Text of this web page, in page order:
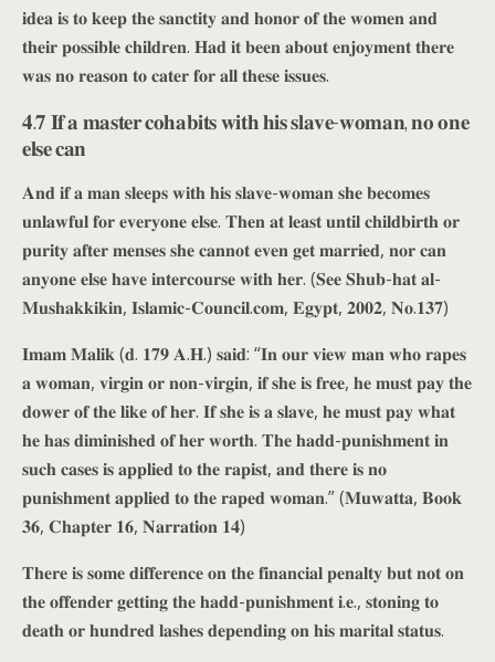
𝐢𝐝𝐞𝐚 𝐢𝐬 𝐭𝐨 𝐤𝐞𝐞𝐩 𝐭𝐡𝐞 𝐬𝐚𝐧𝐜𝐭𝐢𝐭𝐲 𝐚𝐧𝐝 𝐡𝐨𝐧𝐨𝐫 𝐨𝐟 𝐭𝐡𝐞 𝐰𝐨𝐦𝐞𝐧 𝐚𝐧𝐝
𝐭𝐡𝐞𝐢𝐫 𝐩𝐨𝐬𝐬𝐢𝐛𝐥𝐞 𝐜𝐡𝐢𝐥𝐝𝐫𝐞𝐧. 𝐇𝐚𝐝 𝐢𝐭 𝐛𝐞𝐞𝐧 𝐚𝐛𝐨𝐮𝐭 𝐞𝐧𝐣𝐨𝐲𝐦𝐞𝐧𝐭 𝐭𝐡𝐞𝐫𝐞
𝐰𝐚𝐬 𝐧𝐨 𝐫𝐞𝐚𝐬𝐨𝐧 𝐭𝐨 𝐜𝐚𝐭𝐞𝐫 𝐟𝐨𝐫 𝐚𝐥𝐥 𝐭𝐡𝐞𝐬𝐞 𝐢𝐬𝐬𝐮𝐞𝐬.
𝟒.𝟕 𝐈𝐟 𝐚 𝐦𝐚𝐬𝐭𝐞𝐫 𝐜𝐨𝐡𝐚𝐛𝐢𝐭𝐬 𝐰𝐢𝐭𝐡 𝐡𝐢𝐬 𝐬𝐥𝐚𝐯𝐞-𝐰𝐨𝐦𝐚𝐧, 𝐧𝐨 𝐨𝐧𝐞
𝐞𝐥𝐬𝐞 𝐜𝐚𝐧
𝐀𝐧𝐝 𝐢𝐟 𝐚 𝐦𝐚𝐧 𝐬𝐥𝐞𝐞𝐩𝐬 𝐰𝐢𝐭𝐡 𝐡𝐢𝐬 𝐬𝐥𝐚𝐯𝐞-𝐰𝐨𝐦𝐚𝐧 𝐬𝐡𝐞 𝐛𝐞𝐜𝐨𝐦𝐞𝐬
𝐮𝐧𝐥𝐚𝐰𝐟𝐮𝐥 𝐟𝐨𝐫 𝐞𝐯𝐞𝐫𝐲𝐨𝐧𝐞 𝐞𝐥𝐬𝐞. 𝐓𝐡𝐞𝐧 𝐚𝐭 𝐥𝐞𝐚𝐬𝐭 𝐮𝐧𝐭𝐢𝐥 𝐜𝐡𝐢𝐥𝐝𝐛𝐢𝐫𝐭𝐡 𝐨𝐫
𝐩𝐮𝐫𝐢𝐭𝐲 𝐚𝐟𝐭𝐞𝐫 𝐦𝐞𝐧𝐬𝐞𝐬 𝐬𝐡𝐞 𝐜𝐚𝐧𝐧𝐨𝐭 𝐞𝐯𝐞𝐧 𝐠𝐞𝐭 𝐦𝐚𝐫𝐫𝐢𝐞𝐝, 𝐧𝐨𝐫 𝐜𝐚𝐧
𝐚𝐧𝐲𝐨𝐧𝐞 𝐞𝐥𝐬𝐞 𝐡𝐚𝐯𝐞 𝐢𝐧𝐭𝐞𝐫𝐜𝐨𝐮𝐫𝐬𝐞 𝐰𝐢𝐭𝐡 𝐡𝐞𝐫. (𝐒𝐞𝐞 𝐒𝐡𝐮𝐛-𝐡𝐚𝐭 𝐚𝐥-
𝐌𝐮𝐬𝐡𝐚𝐤𝐤𝐢𝐤𝐢𝐧, 𝐈𝐬𝐥𝐚𝐦𝐢𝐜-𝐂𝐨𝐮𝐧𝐜𝐢𝐥.𝐜𝐨𝐦, 𝐄𝐠𝐲𝐩𝐭, 𝟐𝟎𝟎𝟐, 𝐍𝐨.𝟏𝟑𝟕)
𝐈𝐦𝐚𝐦 𝐌𝐚𝐥𝐢𝐤 (𝐝. 𝟏𝟕𝟗 𝐀.𝐇.) 𝐬𝐚𝐢𝐝: “𝐈𝐧 𝐨𝐮𝐫 𝐯𝐢𝐞𝐰 𝐦𝐚𝐧 𝐰𝐡𝐨 𝐫𝐚𝐩𝐞𝐬
𝐚 𝐰𝐨𝐦𝐚𝐧, 𝐯𝐢𝐫𝐠𝐢𝐧 𝐨𝐫 𝐧𝐨𝐧-𝐯𝐢𝐫𝐠𝐢𝐧, 𝐢𝐟 𝐬𝐡𝐞 𝐢𝐬 𝐟𝐫𝐞𝐞, 𝐡𝐞 𝐦𝐮𝐬𝐭 𝐩𝐚𝐲 𝐭𝐡𝐞
𝐝𝐨𝐰𝐞𝐫 𝐨𝐟 𝐭𝐡𝐞 𝐥𝐢𝐤𝐞 𝐨𝐟 𝐡𝐞𝐫. 𝐈𝐟 𝐬𝐡𝐞 𝐢𝐬 𝐚 𝐬𝐥𝐚𝐯𝐞, 𝐡𝐞 𝐦𝐮𝐬𝐭 𝐩𝐚𝐲 𝐰𝐡𝐚𝐭
𝐡𝐞 𝐡𝐚𝐬 𝐝𝐢𝐦𝐢𝐧𝐢𝐬𝐡𝐞𝐝 𝐨𝐟 𝐡𝐞𝐫 𝐰𝐨𝐫𝐭𝐡. 𝐓𝐡𝐞 𝐡𝐚𝐝𝐝-𝐩𝐮𝐧𝐢𝐬𝐡𝐦𝐞𝐧𝐭 𝐢𝐧
𝐬𝐮𝐜𝐡 𝐜𝐚𝐬𝐞𝐬 𝐢𝐬 𝐚𝐩𝐩𝐥𝐢𝐞𝐝 𝐭𝐨 𝐭𝐡𝐞 𝐫𝐚𝐩𝐢𝐬𝐭, 𝐚𝐧𝐝 𝐭𝐡𝐞𝐫𝐞 𝐢𝐬 𝐧𝐨
𝐩𝐮𝐧𝐢𝐬𝐡𝐦𝐞𝐧𝐭 𝐚𝐩𝐩𝐥𝐢𝐞𝐝 𝐭𝐨 𝐭𝐡𝐞 𝐫𝐚𝐩𝐞𝐝 𝐰𝐨𝐦𝐚𝐧.” (𝐌𝐮𝐰𝐚𝐭𝐭𝐚, 𝐁𝐨𝐨𝐤
𝟑𝟔, 𝐂𝐡𝐚𝐩𝐭𝐞𝐫 𝟏𝟔, 𝐍𝐚𝐫𝐫𝐚𝐭𝐢𝐨𝐧 𝟏𝟒)
𝐓𝐡𝐞𝐫𝐞 𝐢𝐬 𝐬𝐨𝐦𝐞 𝐝𝐢𝐟𝐟𝐞𝐫𝐞𝐧𝐜𝐞 𝐨𝐧 𝐭𝐡𝐞 𝐟𝐢𝐧𝐚𝐧𝐜𝐢𝐚𝐥 𝐩𝐞𝐧𝐚𝐥𝐭𝐲 𝐛𝐮𝐭 𝐧𝐨𝐭 𝐨𝐧
𝐭𝐡𝐞 𝐨𝐟𝐟𝐞𝐧𝐝𝐞𝐫 𝐠𝐞𝐭𝐭𝐢𝐧𝐠 𝐭𝐡𝐞 𝐡𝐚𝐝𝐝-𝐩𝐮𝐧𝐢𝐬𝐡𝐦𝐞𝐧𝐭 𝐢.𝐞., 𝐬𝐭𝐨𝐧𝐢𝐧𝐠 𝐭𝐨
𝐝𝐞𝐚𝐭𝐡 𝐨𝐫 𝐡𝐮𝐧𝐝𝐫𝐞𝐝 𝐥𝐚𝐬𝐡𝐞𝐬 𝐝𝐞𝐩𝐞𝐧𝐝𝐢𝐧𝐠 𝐨𝐧 𝐡𝐢𝐬 𝐦𝐚𝐫𝐢𝐭𝐚𝐥 𝐬𝐭𝐚𝐭𝐮𝐬.